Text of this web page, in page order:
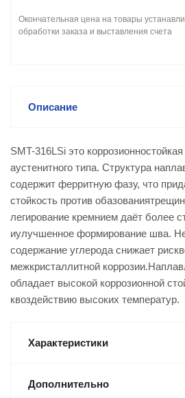
Окончательная цена на товары
обработки заказа и выставления счета
Описание
SMT-316LSi это
аустенитного типа. Структура
содержит ферритную фазу, что
стойкость против
легирование кремнием даёт более
иулучшенное формирование шва.
содержание углерода снижает
межкристаллитной
обладает высокой коррозионной
квоздействию высоких температур.
Характеристики
Дополнительно